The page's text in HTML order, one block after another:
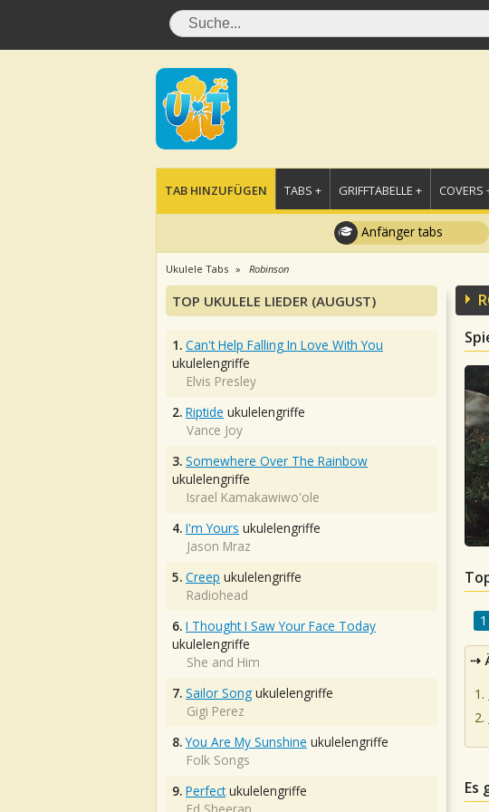
TAB HINZUFÜGEN TABS + GRIFFTABELLE + COVERS
Anfänger tabs
Ukulele Tabs Robinson
Es
TOP UKULELE LIEDER (AUGUST)
1. Can't Help Falling In Love With You
ukulelengriffe
Elvis Presley
2. Riptide ukulelengriffe
Vance Joy
3. Somewhere Over The Rainbow
ukulelengriffe
Israel Kamakawiwo'ole
4. I'm Yours ukulelengriffe
Jason Mraz
5. Creep ukulelengriffe
Radiohead
6. I Thought I Saw Your Face Today
ukulelengriffe
She and Him
7. Sailor Song ukulelengriffe
Gigi Perez
8. You Are My Sunshine ukulelengriffe
Folk Songs
9. Perfectukulelengriffe